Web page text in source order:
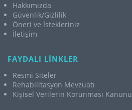
Hakkımızda
Güvenlik/Gizlilik
Öneri ve İstekleriniz
İletişim
FAYDALI LİNKLER
Resmi Siteler
Rehabilitasyon Mevzuatı
Kişisel Verilerin Korunması Kanunu